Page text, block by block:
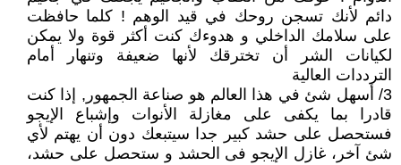
دائم لأنك تسجن روحك في قيد الوهم ! كلما حافظت
على سلامك الداخلي و هدوءك كنت أكثر قوة ولا يمكن
لكيانات الشر أن تخترقك لأنها ضعيفة وتنهار أمام
الترددات العالية
3/ أسهل شئ في هذا العالم هو صناعة الجمهور, إذا كنت
قادرا بما يكفى على مغازلة الأنوات وإشباع الإيجو
فستحصل على حشد كبير جدا سيتبعك دون أن يهتم لأي
شئ آخر، غازل الإيجو فى الحشد و ستحصل على حشد،